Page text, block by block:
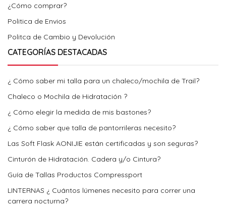
¿Cómo comprar?
Politica de Envios
Politca de Cambio y Devolución
CATEGORÍAS DESTACADAS
¿ Cómo saber mi talla para un chaleco/mochila de Trail?
Chaleco o Mochila de Hidratación ?
¿ Cómo elegir la medida de mis bastones?
¿ Cómo saber que talla de pantorrileras necesito?
Las Soft Flask AONIJIE están certificadas y son seguras?
Cinturón de Hidratación. Cadera y/o Cintura?
Guía de Tallas Productos Compressport
LINTERNAS ¿ Cuántos lúmenes necesito para correr una
carrera nocturna?